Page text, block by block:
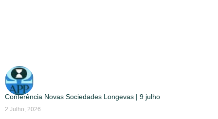
Conferência Novas Sociedades Longevas | 9 julho
2 Julho, 2026